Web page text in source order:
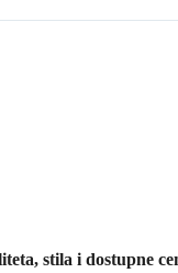
stila i dostupne